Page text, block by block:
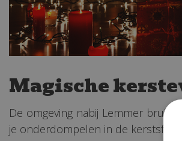
Magische
De omgeving nabij Lemmer
je onderdompelen in de